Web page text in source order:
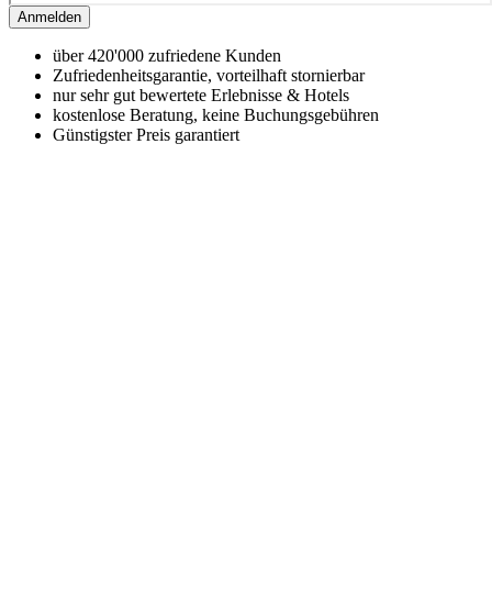
Anmelden
über 420'000 zufriedene Kunden
Zufriedenheitsgarantie, vorteilhaft stornierbar
nur sehr gut bewertete Erlebnisse & Hotels
kostenlose Beratung, keine Buchungsgebühren
Günstigster Preis garantiert